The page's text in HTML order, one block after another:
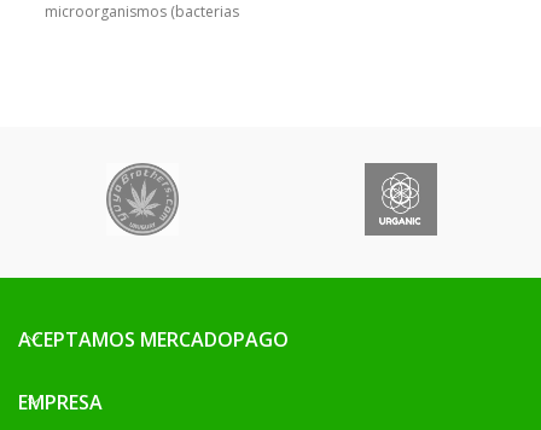
microorganismos (bacterias
ACEPTAMOS MERCADOPAGO
EMPRESA